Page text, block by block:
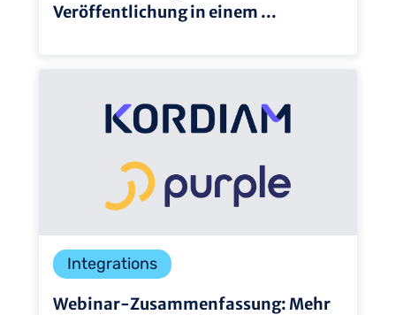
Veröffentlichung in einem ...
Integrations
Webinar-Zusammenfassung: Mehr